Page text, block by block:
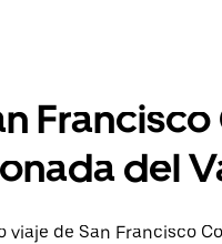
del
de San Francisco